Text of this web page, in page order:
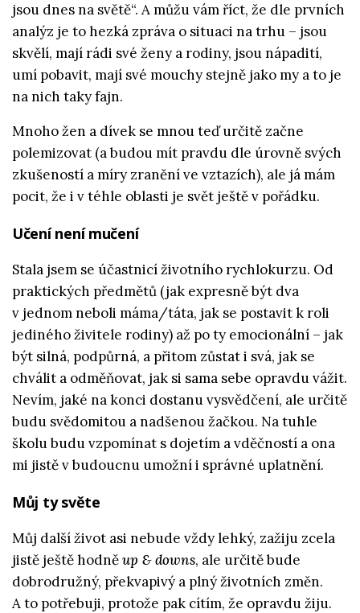
jsou dnes na světě“. A můžu vám říct, že dle prvních
analýz je to hezká zpráva o situaci na trhu – jsou
skvělí, mají rádi své ženy a rodiny, jsou nápadití,
umí pobavit, mají své mouchy stejně jako my a to je
na nich taky fajn.
Mnoho žen a dívek se mnou teď určitě začne
polemizovat (a budou mít pravdu dle úrovně svých
zkušeností a míry zranění ve vztazích), ale já mám
pocit, že i v téhle oblasti je svět ještě v pořádku.
Učení není mučení
Stala jsem se účastnicí životního rychlokurzu. Od
praktických předmětů (jak expresně být dva
v jednom neboli máma/táta, jak se postavit k roli
jediného živitele rodiny) až po ty emocionální – jak
být silná, podpůrná, a přitom zůstat i svá, jak se
chválit a odměňovat, jak si sama sebe opravdu vážit.
Nevím, jaké na konci dostanu vysvědčení, ale určitě
budu svědomitou a nadšenou žačkou. Na tuhle
školu budu vzpomínat s dojetím a vděčností a ona
mi jistě v budoucnu umožní i správné uplatnění.
Můj ty světe
Můj další život asi nebude vždy lehký, zažiju zcela
jistě ještě hodněup & downs, ale určitě bude
dobrodružný, překvapivý a plný životních změn.
A to potřebuji, protože pak cítím, že opravdu žiju.